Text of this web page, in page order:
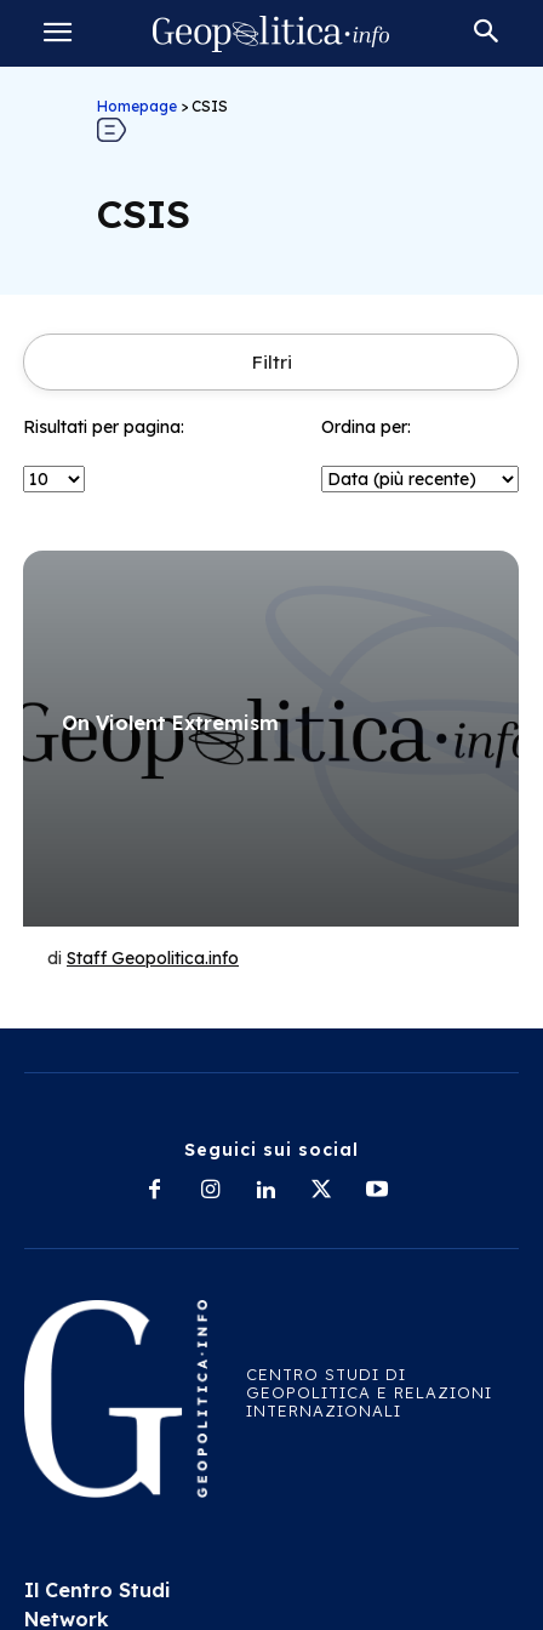
Homepage > CSIS
CSIS
Filtri
Risultati per pagina: Ordina per:
On Violent Extremism
di Staff Geopolitica.info
Seguici sui social
CENTRO STUDI DI
GEOPOLITICA E RELAZIONI
INTERNAZIONALI
Il Centro Studi
Network